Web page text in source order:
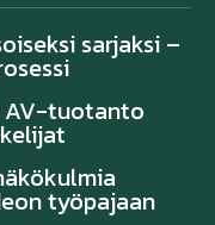
sarjaksi –
AV-tuotanto
työpajaan